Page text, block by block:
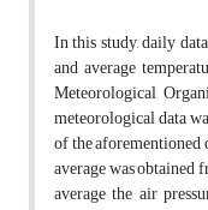
In this study, daily
and average
Meteorological
meteorological data
of the aforementioned
average was
average the air